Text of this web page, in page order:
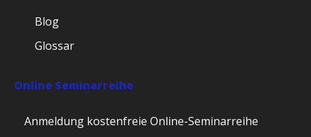
Blog
Glossar
Online Seminarreihe
Anmeldung kostenfreie Online-Seminarreihe